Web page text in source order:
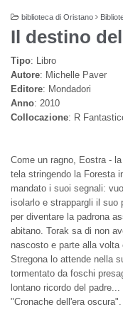
biblioteca di Oristano
Il destino
Tipo: Libro
Autore: Michelle Paver
Editore: Mondadori
Anno: 2010
Collocazione: R
Come un ragno, Eostra -
tela stringendo la Foresta
mandato i suoi segnali:
isolarlo e strappargli il
per diventare la padrona
abitano. Torak sa di non
nascosto e parte alla
Stregona lo attende nella
tormentato da foschi
lontano ricordo del
"Cronache dell'era oscura".